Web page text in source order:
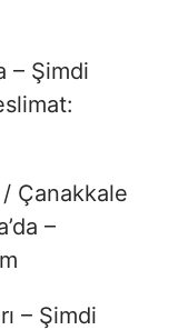
– Şimdi
Çanakkale
–
– Şimdi